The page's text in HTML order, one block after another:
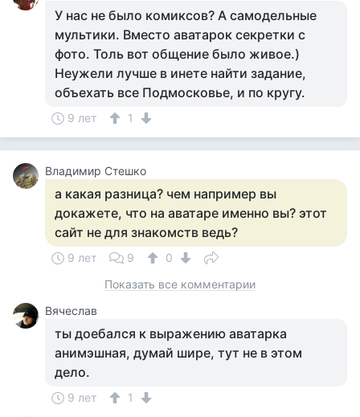
У нас не было комиксов? А самодельные
мультики. Вместо аватарок секретки с
фото. Толь вот общение было живое.)
Неужели лучше в инете найти задание,
объехать все Подмосковье, и по кругу.
9 лет 1
Владимир Стешко
а какая разница? чем например вы
докажете, что на аватаре именно вы? этот
сайт не для знакомств ведь?
9 лет 9
0
Показать все комментарии
Вячеслав
ты доебался к выражению аватарка
анимэшная, думай шире, тут не в этом
дело.
9 лет
1